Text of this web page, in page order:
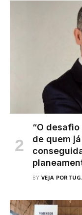
“O
de quem
BY VEJA